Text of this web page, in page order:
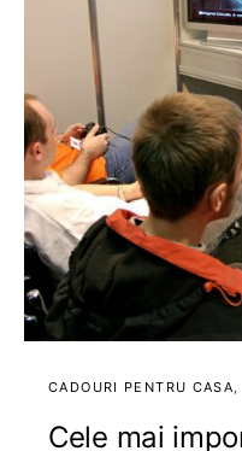
CADOURI PENTRU CASA
Cele mai